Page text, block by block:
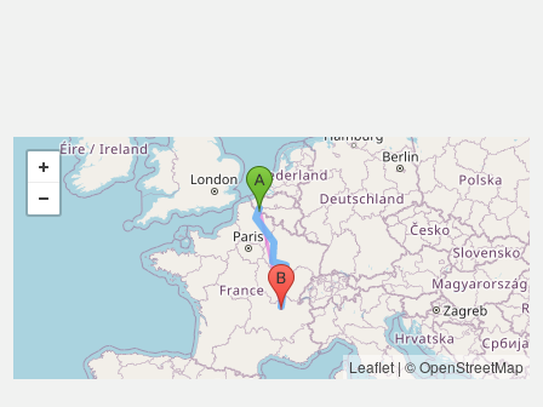
Leaflet| © OpenStreetMap